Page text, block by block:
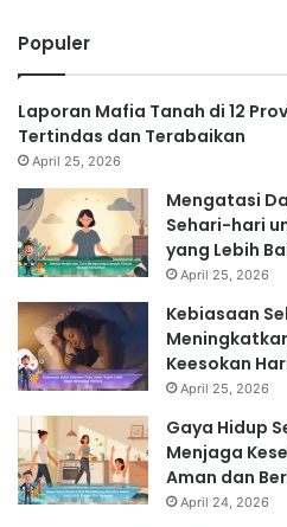
Populer
Laporan Mafia Tanah di 12
Tertindas dan Terabaikan
April 25, 2026
Mengatasi
Sehari-hari
yang Lebih
April 25, 2026
Kebiasaan
Keesokan
April 25, 2026
Gaya Hidup
Menjaga
Aman dan
April 24, 2026